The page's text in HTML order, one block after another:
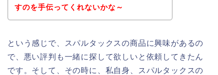
すのを手伝ってくれないかな～
という感じで、スパルタックスの商品に興味があるの
で、悪い評判も一緒に探して欲しいと依頼してきたん
です。そして、その時に、私自身、スパルタックスの